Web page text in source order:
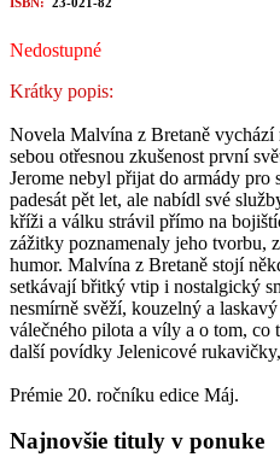
Nedostupné
Krátky popis:
Novela Malvína z Bretaně
sebou otřesnou zkušenost první
Jerome nebyl přijat do armády
padesát pět let, ale nabídl své
kříži a válku strávil přímo na
zážitky poznamenaly jeho tvorbu,
humor. Malvína z Bretaně stojí
setkávají břitký vtip i nostalgický
nesmírně svěží, kouzelný a
válečného pilota a víly a o tom, co
další povídky Jelenicové
Prémie 20. ročníku edice Máj.
Najnovšie tituly v ponuke